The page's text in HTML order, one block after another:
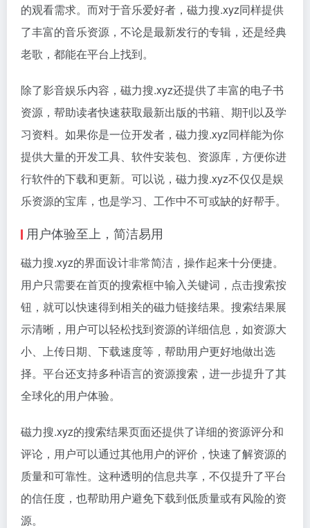
的观看需求。而对于音乐爱好者，磁力搜.xyz同样提供
了丰富的音乐资源，不论是最新发行的专辑，还是经典
老歌，都能在平台上找到。
除了影音娱乐内容，磁力搜.xyz还提供了丰富的电子书
资源，帮助读者快速获取最新出版的书籍、期刊以及学
习资料。如果你是一位开发者，磁力搜.xyz同样能为你
提供大量的开发工具、软件安装包、资源库，方便你进
行软件的下载和更新。可以说，磁力搜.xyz不仅仅是娱
乐资源的宝库，也是学习、工作中不可或缺的好帮手。
用户体验至上，简洁易用
磁力搜.xyz的界面设计非常简洁，操作起来十分便捷。
用户只需要在首页的搜索框中输入关键词，点击搜索按
钮，就可以快速得到相关的磁力链接结果。搜索结果展
示清晰，用户可以轻松找到资源的详细信息，如资源大
小、上传日期、下载速度等，帮助用户更好地做出选
择。平台还支持多种语言的资源搜索，进一步提升了其
全球化的用户体验。
磁力搜.xyz的搜索结果页面还提供了详细的资源评分和
评论，用户可以通过其他用户的评价，快速了解资源的
质量和可靠性。这种透明的信息共享，不仅提升了平台
的信任度，也帮助用户避免下载到低质量或有风险的资
源。